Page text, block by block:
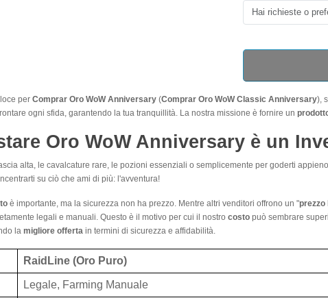
per Comprar Oro WoW Anniversary (Comprar Oro WoW Classic Anniversary),
ogni sfida, garantendo la tua tranquillità. La nostra missione è fornire un
Oro WoW Anniversary è un
alta, le cavalcature rare, le pozioni essenziali o semplicemente per goderti
su ciò che ami di più: l'avventura!
è importante, ma la sicurezza non ha prezzo. Mentre altri venditori offrono un "prezzo
legali e manuali. Questo è il motivo per cui il nostro costo può sembrare
la migliore offerta in termini di sicurezza e affidabilità.
RaidLine (Oro Puro)
Legale, Farming Manuale